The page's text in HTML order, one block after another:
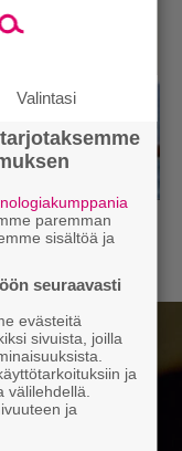
Valintasi
paremman
sisältöä ja
seuraavasti
evästeitä
sivuista, joilla
ja
ja